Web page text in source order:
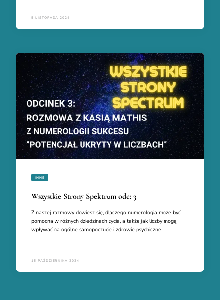
5 LISTOPADA 2024
INNE
Wszystkie Strony Spektrum odc: 3
Z naszej rozmowy dowiesz się, dlaczego numerologia może być
pomocna w różnych dziedzinach życia, a także jak liczby mogą
wpływać na ogólne samopoczucie i zdrowie psychiczne.
15 PAŹDZIERNIKA 2024